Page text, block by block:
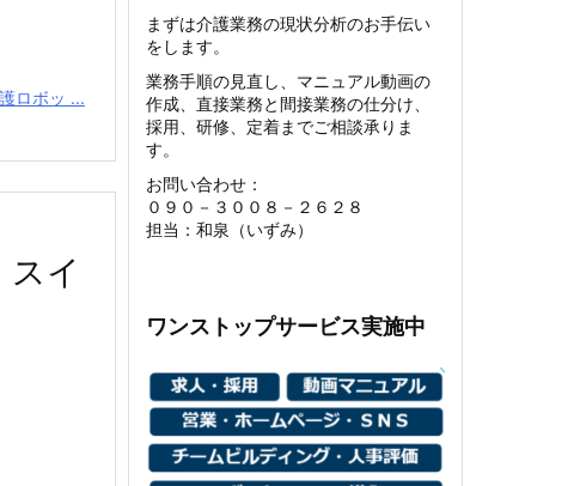
ロボッ ...
イ
まずは介護業務の現状分析のお手伝い
をします。
業務手順の見直し、マニュアル動画の
作成、直接業務と間接業務の仕分け、
採用、研修、定着までご相談承りま
す。
お問い合わせ：
０９０－３００８－２６２８
担当：和泉（いずみ）
ワンストップサービス実施中